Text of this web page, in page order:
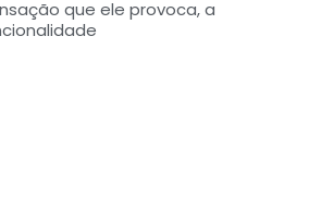
que ele provoca, a